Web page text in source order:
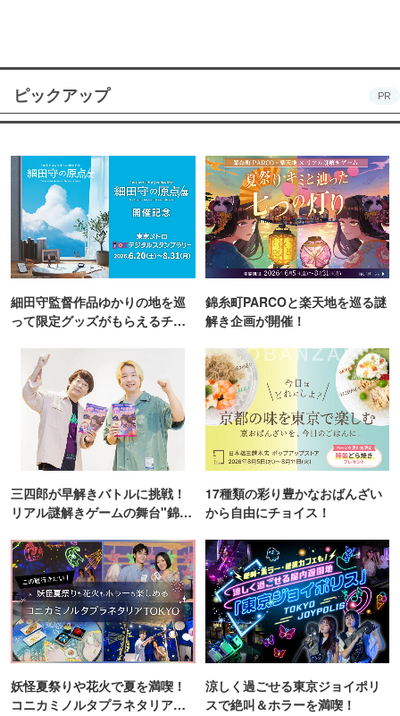
ピックアップ PR
細田守監督作品ゆかりの地を巡
って限定グッズがもらえるチャ
錦糸町PARCOと楽天地を巡る謎
解き企画が開催！
三四郎が早解きバトルに挑戦！
リアル謎解きゲームの舞台"錦糸
17種類の彩り豊かなおばんざい
から自由にチョイス！
妖怪夏祭りや花火で夏を満喫！
コニカミノルタプラネタリア
涼しく過ごせる東京ジョイポリ
スで絶叫＆ホラーを満喫！